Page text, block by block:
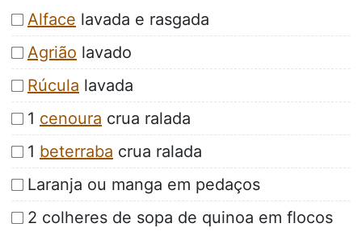
Alface lavada e rasgada
Agrião lavado
Rúcula lavada
1 cenoura crua ralada
1 beterraba crua ralada
Laranja ou manga em pedaços
2 colheres de sopa de quinoa em flocos